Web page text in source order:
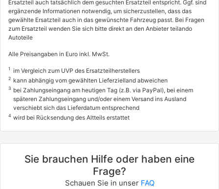
Ersatzteil auch tatsächlich dem gesuchten Ersatzteil entspricht. Ggf. sind
ergänzende Informationen notwendig, um sicherzustellen, dass das
gewählte Ersatzteil auch in das gewünschte Fahrzeug passt. Bei Fragen
zum Ersatzteil wenden Sie sich bitte direkt an den Anbieter teilando
Autoteile
Alle Preisangaben in Euro inkl. MwSt.
1 im Vergleich zum UVP des Ersatzteilherstellers
2 kann abhängig vom gewählten Lieferzielland abweichen
3 bei Zahlungseingang am heutigen Tag (z.B. via PayPal), bei einem
späteren Zahlungseingang und/oder einem Versand ins Ausland
verschiebt sich das Lieferdatum entsprechend
4 wird bei Rücksendung des Altteils erstattet
Sie brauchen Hilfe oder haben eine
Frage?
Schauen Sie in unser FAQ